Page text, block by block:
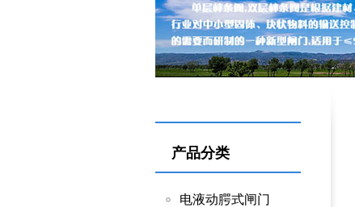
产品分类
电液动腭式闸门